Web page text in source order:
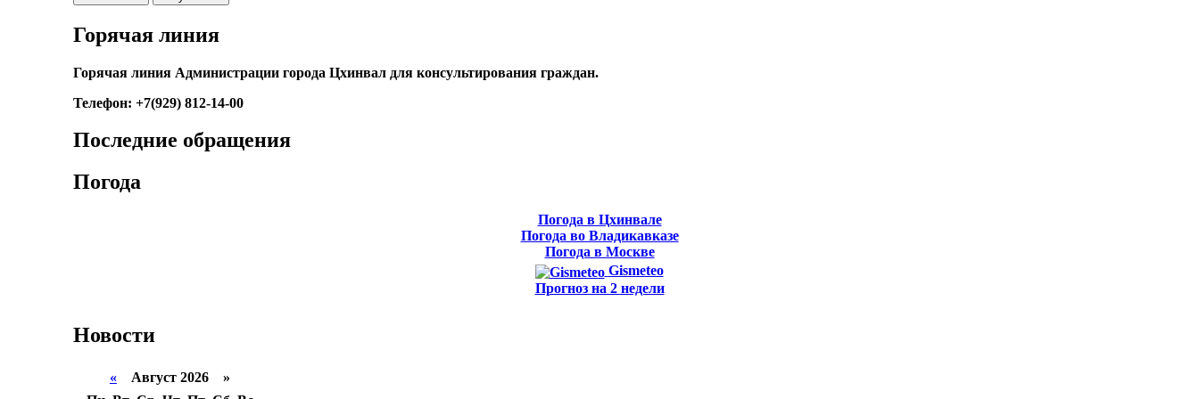
Горячая линия
Горячая линия Администрации города Цхинвал для консультирования граждан.
Телефон: +7(929) 812-14-00
Последние обращения
Погода
Погода в Цхинвале
Погода во Владикавказе
Погода в Москве
Gismeteo
Прогноз на 2 недели
Новости
« Август 2026 »